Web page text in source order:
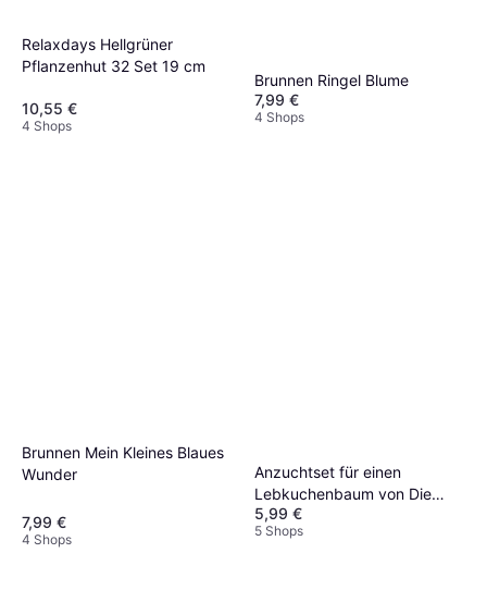
Relaxdays Hellgrüner
Pflanzenhut 32 Set 19 cm
10,55 €
4 Shops
Brunnen Ringel Blume
7,99 €
4 Shops
Brunnen Mein Kleines Blaues
Wunder
7,99 €
4 Shops
Anzuchtset für einen
Lebkuchenbaum von Die
Stadtgärtner inkl
Pflanzbecher
5,99 €
5 Shops